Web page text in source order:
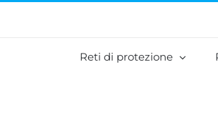
Reti di protezione